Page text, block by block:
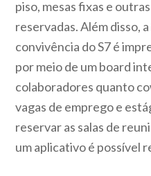
piso, mesas fixas e
reservadas. Além disso,
convivência do S7 é
por meio de um board
colaboradores quanto
vagas de emprego e
reservar as salas de
um aplicativo é possível